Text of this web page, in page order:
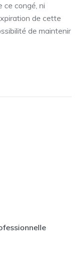
ce congé, ni
de cette
de maintenir